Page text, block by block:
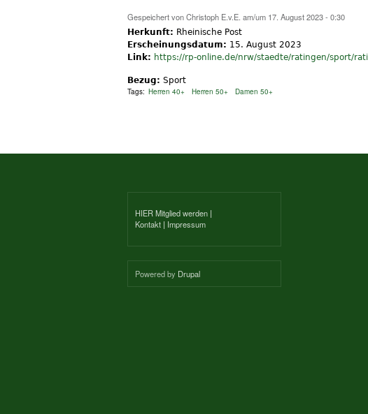
Gespeichert vonChristoph E.v.E. am/um 17. August 2023 - 0:30
Herkunft: Rheinische Post
Erscheinungsdatum: 15. August 2023
Link: https://rp-online.de/nrw/staedte/ratingen/sport/
Bezug: Sport
Tags: Herren 40+ Herren 50+ Damen 50+
HIER Mitglied werden |
Kontakt | Impressum
Powered by Drupal